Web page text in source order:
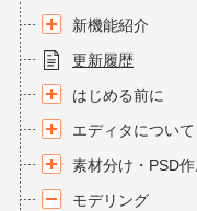
新機能紹介
更新履歴
はじめる前に
エディタについて
素材分け・PSD
モデリング